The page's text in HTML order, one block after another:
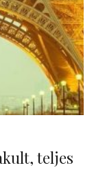
teljes